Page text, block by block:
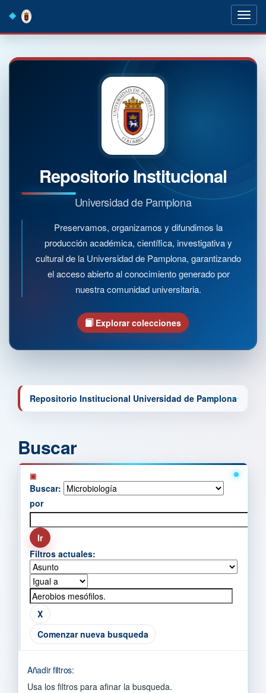
navigation
Repositorio Institucional
Universidad de Pamplona
Preservamos, organizamos y difundimos la
producción académica, científica, investigativa y
cultural de la Universidad de Pamplona, garantizando
el acceso abierto al conocimiento generado por
nuestra comunidad universitaria.
Explorar colecciones
Repositorio Institucional Universidad de Pamplona
Buscar
Buscar:
por
Filtros actuales:
Comenzar nueva busqueda
Añadir filtros:
Usa los filtros para afinar la busqueda.